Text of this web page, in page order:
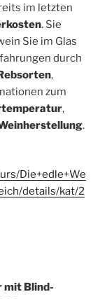
im letzten
. Sie
Sie im Glas
durch
,
zum
,
.
Die+edle+We
details/kat/2
mit Blind-